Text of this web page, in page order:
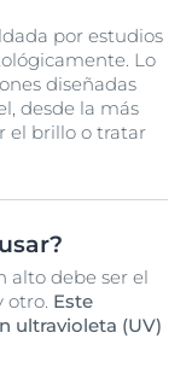
por estudios
Lo
diseñadas
desde la más
el brillo o tratar
alto debe ser el
otro. Este
ultravioleta (UV)